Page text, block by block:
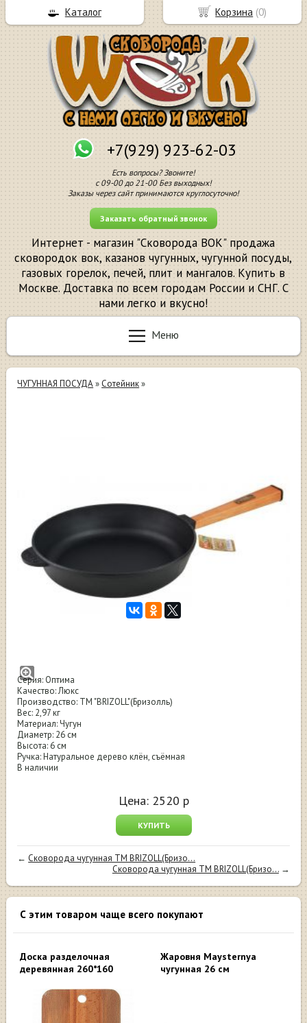
+7(929) 923-62-03
Есть вопросы? Звоните!
с 09-00 до 21-00 Без выходных!
Заказы через сайт принимаются круглосуточно!
Заказать обратный звонок
Интернет - магазин "Сковорода ВОК" продажа
сковородок вок, казанов чугунных, чугунной посуды,
газовых горелок, печей, плит и мангалов. Купить в
Москве. Доставка по всем городам России и СНГ. С
нами легко и вкусно!
Меню
ЧУГУННАЯ ПОСУДА» Сотейник»
Серия: Оптима
Качество: Люкс
Производство: ТМ "BRIZOLL"(Бризолль)
Вес: 2,97 кг
Материал: Чугун
Диаметр: 26 см
Высота: 6 см
Ручка: Натуральное дерево клён, съёмная
В наличии
Цена: 2520 р
КУПИТЬ
← Сковорода чугунная ТМ BRIZOLL(Бризо...
Сковорода чугунная ТМ BRIZOLL(Бризо...→
С этим товаром чаще всего покупают
Доска разделочная
деревянная 260*160
Жаровня Maysternya
чугунная 26 см
Корзина (0)
Каталог